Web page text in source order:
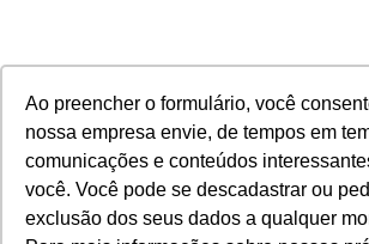
Ao preencher o formulário, você
nossa empresa envie, de tempos em
comunicações e conteúdos
você. Você pode se descadastrar ou
exclusão dos seus dados a qualquer
gestantes e
Quero assistir ao